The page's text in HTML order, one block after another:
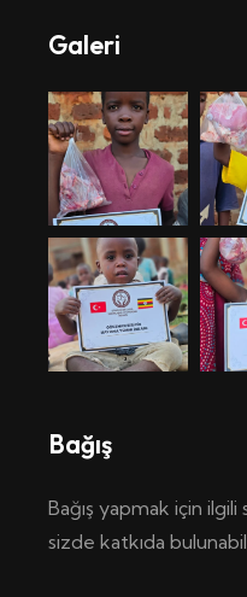
Galeri
Bağış
Bağış yapmak için
sizde katkıda